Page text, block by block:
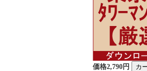
価格2,790円